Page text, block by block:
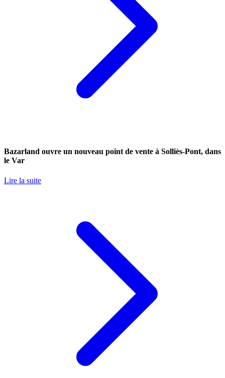
Bazarland ouvre un nouveau point de vente à Solliès-Pont, dans
le Var
Lire la suite